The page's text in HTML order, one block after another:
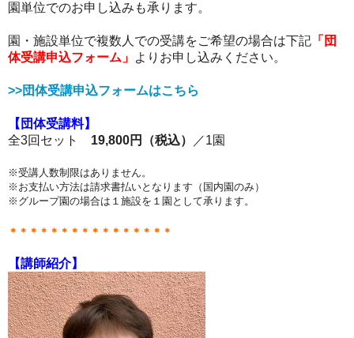
園単位でのお申し込みも承ります。
園・施設単位で複数人での受講をご希望の場合は下記 「団
体受講申込フォーム」 よりお申し込みください。
>>団体受講申込フォームはこちら
【団体受講料】
全3回セット 19,800円（税込） ／1園
※受講人数制限はありません。
※お支払い方法は請求書払いとなります（国内園のみ）
※グループ園の場合は１施設を１園として承ります。
＊＊＊＊＊＊＊＊＊＊＊＊＊＊＊＊
【講師紹介】